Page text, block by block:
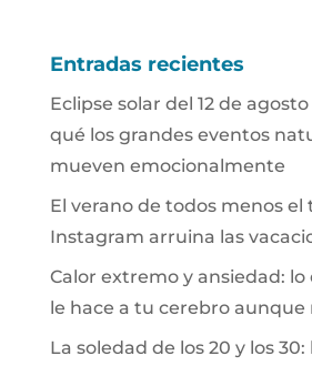
Entradas recientes
Eclipse solar del 12 de
qué los grandes eventos
mueven emocionalmente
El verano de todos menos el
Instagram arruina las
Calor extremo y ansiedad: lo
le hace a tu cerebro aunque
La soledad de los 20 y los